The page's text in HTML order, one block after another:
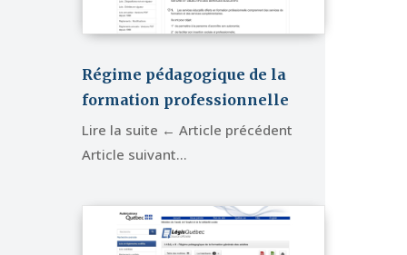
Régime pédagogique de la
formation professionnelle
Lire la suite ← Article précédent
Article suivant…